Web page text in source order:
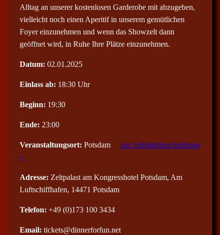
Alltag an unserer kostenlosen Garderobe mit abzugeben,
vielleicht noch einen Aperitif in unserem gemütlichen
Foyer einzunehmen und wenn das Showzelt dann
geöffnet wird, in Ruhe Ihre Plätze einzunehmen.
Datum: 02.01.2025
Einlass ab: 18:30 Uhr
Beginn: 19:30
Ende: 23:00
Veranstaltungsort: Potsdam zur Anfahrtsbeschreibung
»
Adresse: Zeltpalast am Kongresshotel Potsdam, Am
Luftschiffhafen, 14471 Potsdam
Telefon: +49 (0)173 100 3434
Email: tickets@dinnerforfun.net